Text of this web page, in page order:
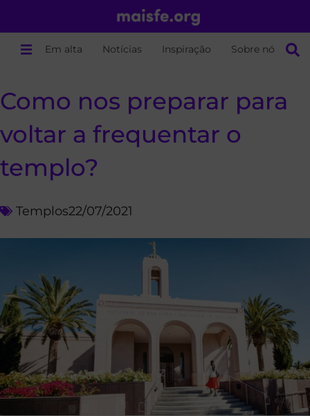
Em alta Notícias Inspiração Sobre nós
Como nos preparar para
voltar a frequentar o
templo?
Templos22/07/2021